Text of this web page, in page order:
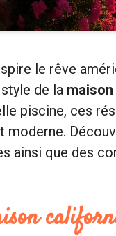
le rêve
de la
piscine, ces
moderne.
ainsi que des